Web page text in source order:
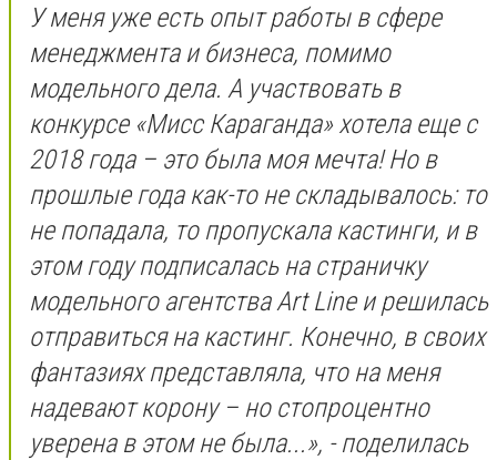
У меня уже есть опыт работы в сфере
менеджмента и бизнеса, помимо
модельного дела. А участвовать в
конкурсе «Мисс Караганда» хотела еще с
2018 года – это была моя мечта! Но в
прошлые года как-то не складывалось: то
не попадала, то пропускала кастинги, и в
этом году подписалась на страничку
модельного агентства Art Line и решилась
отправиться на кастинг. Конечно, в своих
фантазиях представляла, что на меня
надевают корону – но стопроцентно
уверена в этом не была...», - поделилась